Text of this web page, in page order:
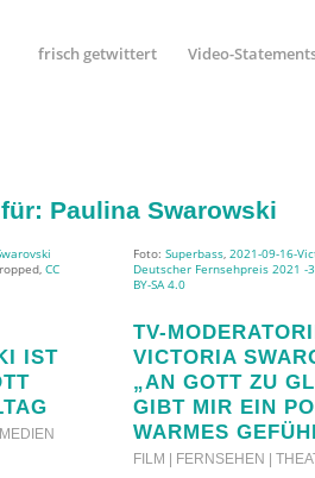
frisch getwittert Video-
Paulina Swarowski
CC
IST
MEDIEN
Foto:Superbass ,2021-09-16-
Deutscher Fernsehpreis 2021 -
BY-SA 4.0
TV-
VICTORIA
„AN GOTT ZU
GIBT MIR EIN
WARMES
FILM | FERNSEHEN |